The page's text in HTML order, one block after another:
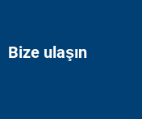
Bize ulaşın